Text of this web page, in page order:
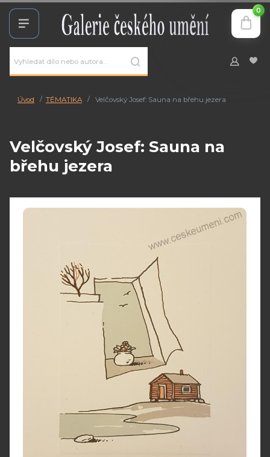
0
Úvod TÉMATIKA Velčovský Josef: Sauna na břehu jezera
Velčovský Josef: Sauna na
břehu jezera